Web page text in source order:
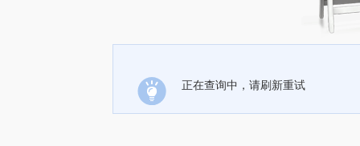
正在查询中，请刷新重试